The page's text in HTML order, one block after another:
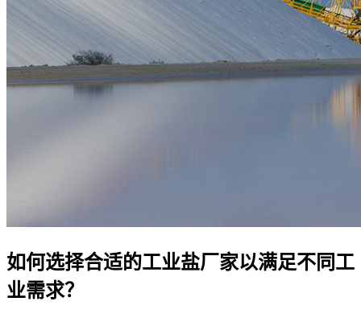
如何选择合适的工业盐厂家以满足不同工
业需求？